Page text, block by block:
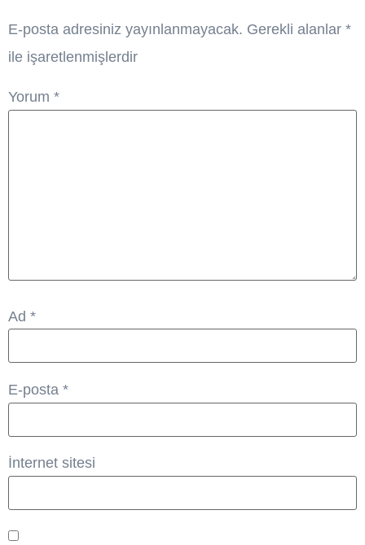
E-posta adresiniz yayınlanmayacak. Gerekli alanlar *
ile işaretlenmişlerdir
Yorum *
Ad *
E-posta *
İnternet sitesi